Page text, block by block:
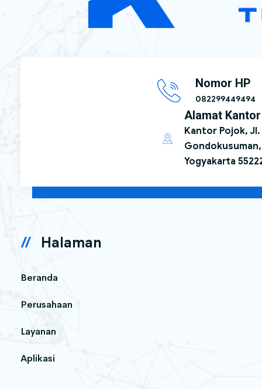
Nomor HP
082299449494
Alamat Kantor
Kantor Pojok,
Yogyakarta
Halaman
Beranda
Perusahaan
Layanan
Aplikasi